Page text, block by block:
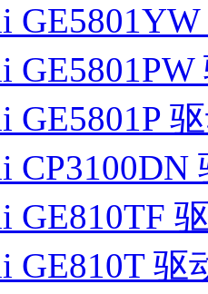
GE5801PW
GE5801P
CP3100DN
GE810TF
GE810T 驱